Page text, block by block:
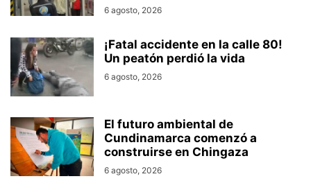
6 agosto, 2026
¡Fatal accidente en la calle 80!
Un peatón perdió la vida
6 agosto, 2026
El futuro ambiental de
Cundinamarca comenzó a
construirse en Chingaza
6 agosto, 2026